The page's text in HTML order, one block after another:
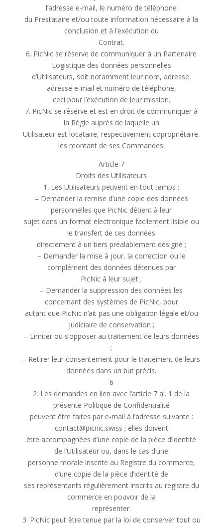
l’adresse e-mail, le numéro de téléphone
du Prestataire et/ou toute information nécessaire à la
conclusion et à l’exécution du
Contrat.
6. PicNic se réserve de communiquer à un Partenaire
Logistique des données personnelles
d’Utilisateurs, soit notamment leur nom, adresse,
adresse e-mail et numéro de téléphone,
ceci pour l’exécution de leur mission.
7. PicNic se réserve et est en droit de communiquer à
la Régie auprès de laquelle un
Utilisateur est locataire, respectivement copropriétaire,
les montant de ses Commandes.
Article 7
Droits des Utilisateurs
1. Les Utilisateurs peuvent en tout temps :
– Demander la remise d’une copie des données
personnelles que PicNic détient à leur
sujet dans un format électronique facilement lisible ou
le transfert de ces données
directement à un tiers préalablement désigné ;
– Demander la mise à jour, la correction ou le
complément des données détenues par
PicNic à leur sujet ;
– Demander la suppression des données les
concernant des systèmes de PicNic, pour
autant que PicNic n’ait pas une obligation légale et/ou
judiciaire de conservation ;
– Limiter ou s’opposer au traitement de leurs données
;
– Retirer leur consentement pour le traitement de leurs
données dans un but précis.
6
2. Les demandes en lien avec l’article 7 al. 1 de la
présente Politique de Confidentialité
peuvent être faites par e-mail à l’adresse suivante :
contact@picnic.swiss ; elles doivent
être accompagnées d’une copie de la pièce d’identité
de l’Utilisateur ou, dans le cas d’une
personne morale inscrite au Registre du commerce,
d’une copie de la pièce d’identité de
ses représentants régulièrement inscrits au registre du
commerce en pouvoir de la
représenter.
3. PicNic peut être tenue par la loi de conserver tout ou